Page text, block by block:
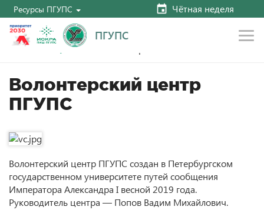
Ресурсы ПГУПС Чётная неделя
ПГУПС
Главная Студентам
Волонтерский центр
ПГУПС
Волонтерский центр ПГУПС создан в Петербургском
государственном университете путей сообщения
Императора Александра I весной 2019 года.
Руководитель центра — Попов Вадим Михайлович.